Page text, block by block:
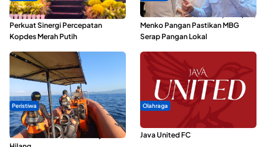
Seminar di Ternate, Mendes
Perkuat Sinergi Percepatan
Kopdes Merah Putih
SPPG di Maluku Utara Dipercepat,
Menko Pangan Pastikan MBG
Serap Pangan Lokal
Peristiwa
Dua Longboat Bertabrakan di
Perairan Taliabu, Satu Nelayan
Olahraga
Dari Malut United Berubah Jadi
Java United FC